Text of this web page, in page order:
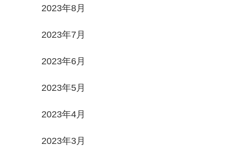
2023年8月
2023年7月
2023年6月
2023年5月
2023年4月
2023年3月